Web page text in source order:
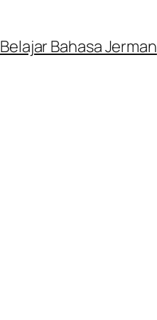
Belajar Bahasa Jerman